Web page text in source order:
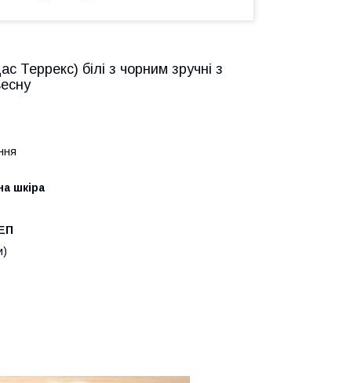
Террекс) білі з чорним зручні з
шкіра